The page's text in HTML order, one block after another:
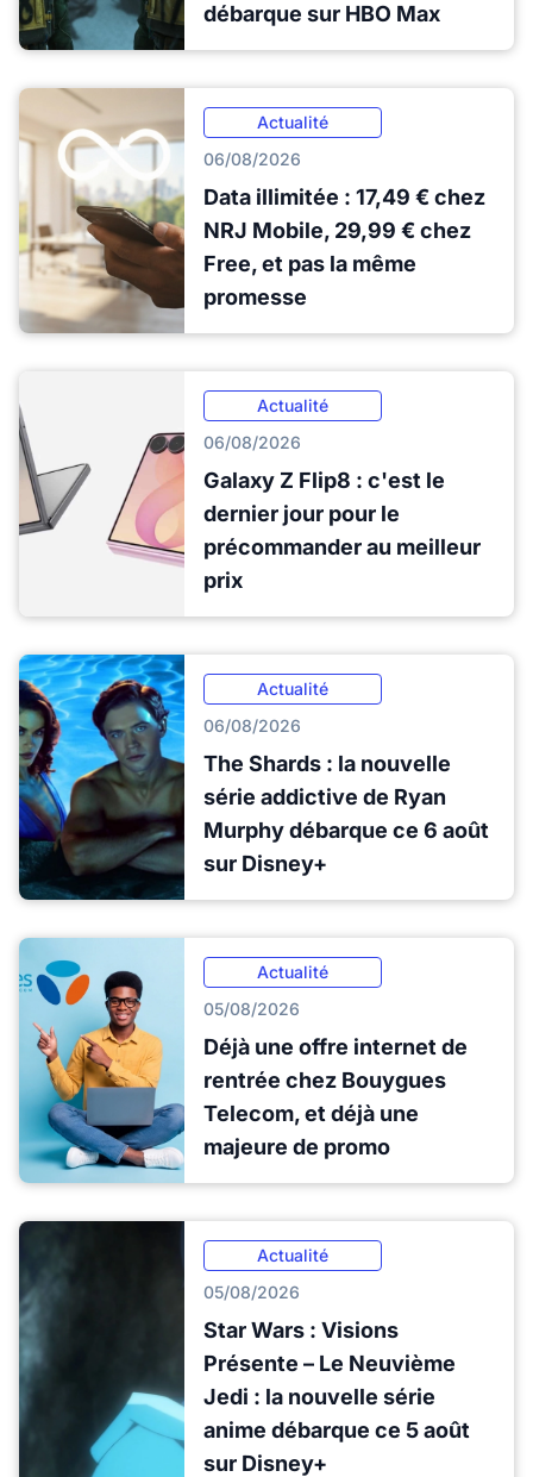
débarque sur HBO Max
Actualité
06/08/2026
Data illimitée : 17,49 € chez
NRJ Mobile, 29,99 € chez
Free, et pas la même
promesse
Actualité
06/08/2026
Galaxy Z Flip8 : c'est le
dernier jour pour le
précommander au meilleur
prix
Actualité
06/08/2026
The Shards : la nouvelle
série addictive de Ryan
Murphy débarque ce 6 août
sur Disney+
Actualité
05/08/2026
Déjà une offre internet de
rentrée chez Bouygues
Telecom, et déjà une
majeure de promo
Actualité
05/08/2026
Star Wars : Visions
Présente – Le Neuvième
Jedi : la nouvelle série
anime débarque ce 5 août
sur Disney+